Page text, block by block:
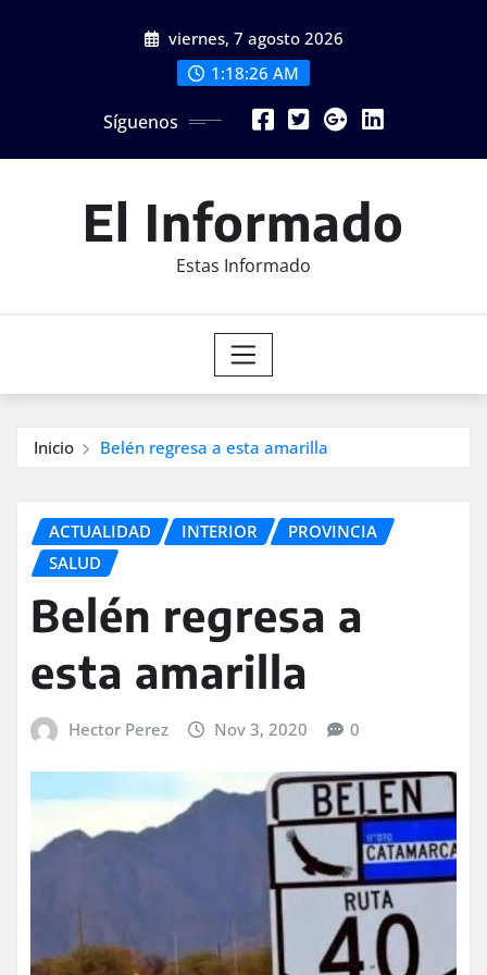
viernes, 7 agosto 2026
1:18:28 AM
Síguenos
El Informado
Estas Informado
Inicio Belén regresa a esta amarilla
ACTUALIDAD INTERIOR
PROVINCIA
SALUD
Belén regresa a
esta amarilla
Hector Perez Nov 3, 2020 0